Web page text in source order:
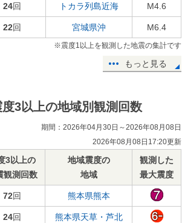
24回 トカラ列島近海 M4.6
22回 宮城県沖 M6.4
※震度1以上を観測した地震の集計です
もっと見る
度3以上の地域別観測回数
期間：2026年04月30日～2026年08月08日
2026年08月08日17:20更新
3以上の
観測回数
地域震度の
地域
観測した
最大震度
72回 熊本県熊本
24回 熊本県天草・芦北